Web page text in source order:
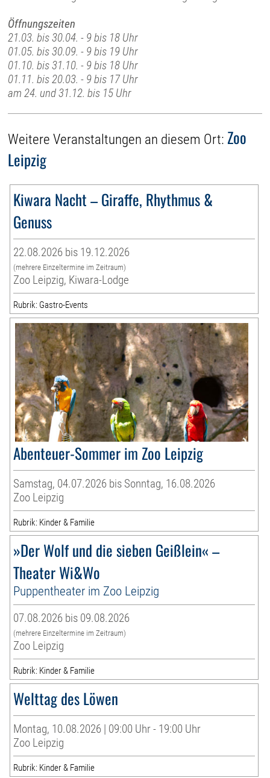
Öffnungszeiten
21.03. bis 30.04. - 9 bis 18 Uhr
01.05. bis 30.09. - 9 bis 19 Uhr
01.10. bis 31.10. - 9 bis 18 Uhr
01.11. bis 20.03. - 9 bis 17 Uhr
am 24. und 31.12. bis 15 Uhr
Weitere Veranstaltungen an diesem Ort: Zoo
Leipzig
Kiwara Nacht – Giraffe, Rhythmus &
Genuss
22.08.2026 bis 19.12.2026
(mehrere Einzeltermine im Zeitraum)
Zoo Leipzig, Kiwara-Lodge
Rubrik: Gastro-Events
Abenteuer-Sommer im Zoo Leipzig
Samstag, 04.07.2026 bis Sonntag, 16.08.2026
Zoo Leipzig
Rubrik: Kinder & Familie
»Der Wolf und die sieben Geißlein« –
Theater Wi&Wo
Puppentheater im Zoo Leipzig
07.08.2026 bis 09.08.2026
(mehrere Einzeltermine im Zeitraum)
Zoo Leipzig
Rubrik: Kinder & Familie
Welttag des Löwen
Montag, 10.08.2026 | 09:00 Uhr - 19:00 Uhr
Zoo Leipzig
Rubrik: Kinder & Familie